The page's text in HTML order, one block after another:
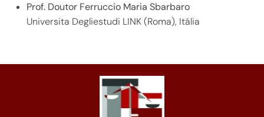
Prof. Doutor Ferruccio Maria Sbarbaro
Universita Degliestudi LINK (Roma), Itália